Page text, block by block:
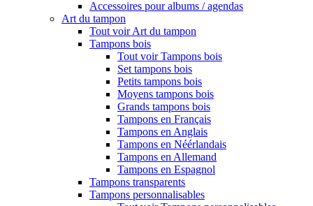
Accessoires pour albums / agendas
Art du tampon
Tout voir Art du tampon
Tampons bois
Tout voir Tampons bois
Set tampons bois
Petits tampons bois
Moyens tampons bois
Grands tampons bois
Tampons en Français
Tampons en Anglais
Tampons en Néérlandais
Tampons en Allemand
Tampons en Espagnol
Tampons transparents
Tampons personnalisables